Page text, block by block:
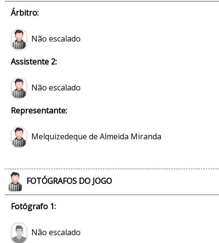
Árbitro:
Não escalado
Assistente 2:
Não escalado
Representante:
Melquizedeque de Almeida Miranda
FOTÓGRAFOS DO JOGO
Fotógrafo 1:
Não escalado